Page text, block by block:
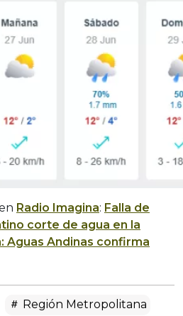
Radio Imagina: Falla de
corte de agua en la
Aguas Andinas confirma
Región Metropolitana